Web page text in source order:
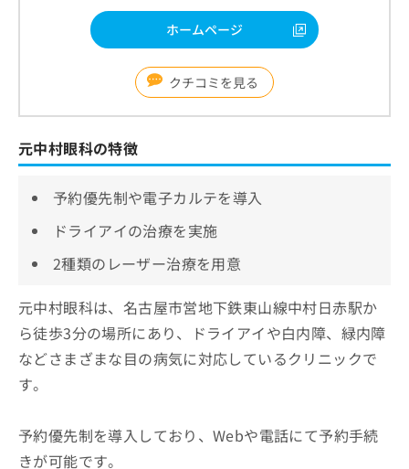
ホームページ
クチコミを見る
元中村眼科の特徴
予約優先制や電子カルテを導入
ドライアイの治療を実施
2種類のレーザー治療を用意
元中村眼科は、名古屋市営地下鉄東山線中村日赤駅か
ら徒歩3分の場所にあり、ドライアイや白内障、緑内障
などさまざまな目の病気に対応しているクリニックで
す。
予約優先制を導入しており、Webや電話にて予約手続
きが可能です。